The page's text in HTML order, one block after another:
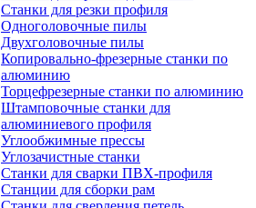
Станки для резки профиля
Одноголовочные пилы
Двухголовочные пилы
Копировально-фрезерные станки по
алюминию
Торцефрезерные станки по алюминию
Штамповочные станки для
алюминиевого профиля
Углообжимные прессы
Углозачистные станки
Станки для сварки ПВХ-профиля
Станции для сборки рам